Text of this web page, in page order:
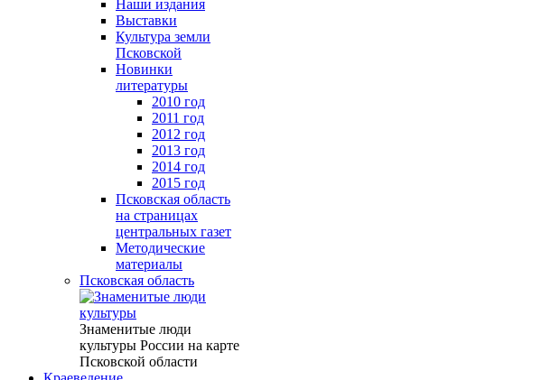
Наши издания
Выставки
Культура земли
Псковской
Новинки
литературы
2010 год
2011 год
2012 год
2013 год
2014 год
2015 год
Псковская область
на страницах
центральных газет
Методические
материалы
Псковская область
Знаменитые люди
культуры России на карте
Псковской области